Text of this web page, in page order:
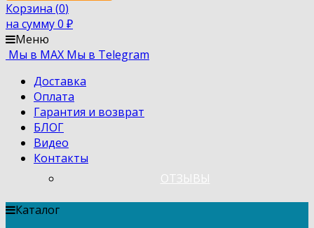
Корзина (0)
на сумму0 ₽
Меню
Мы в MAX Мы в Telegram
Доставка
Оплата
Гарантия и возврат
БЛОГ
Видео
Контакты
ОТЗЫВЫ
Каталог